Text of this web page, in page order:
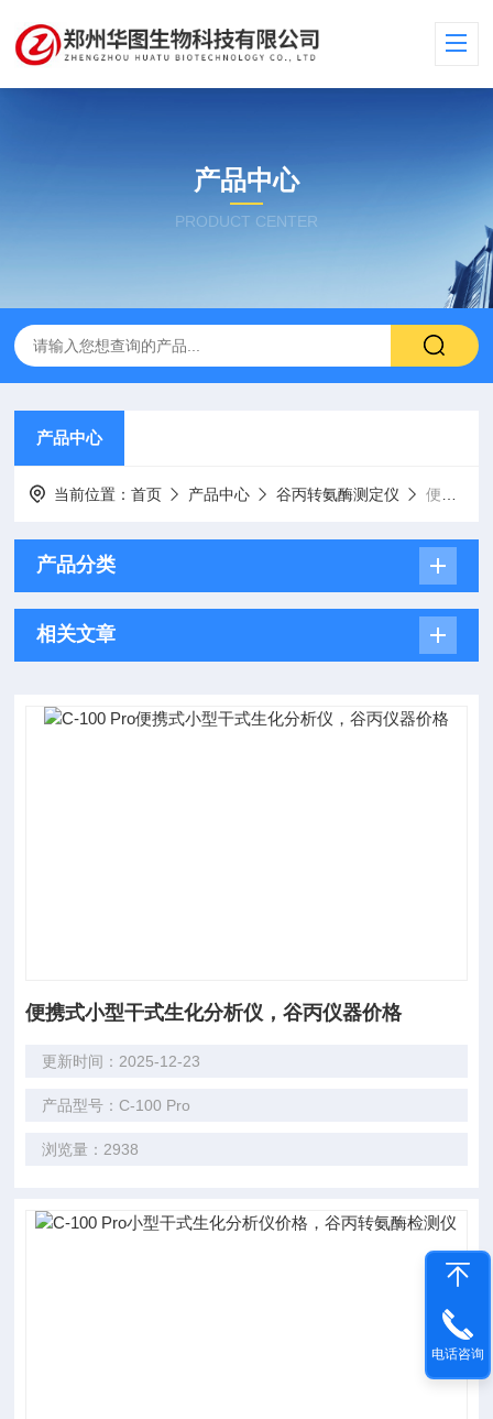
产品中心
PRODUCT CENTER
产品中心
当前位置：首页 产品中心 谷丙转氨酶测定仪 便携式谷丙转氨酶检测仪
产品分类
相关文章
便携式小型干式生化分析仪，谷丙仪器价格
更新时间：2025-12-23
产品型号：C-100 Pro
浏览量：2938
电话咨询